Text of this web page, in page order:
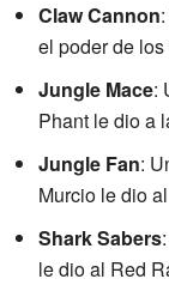
Claw Cannon
el poder de
Jungle Mace:
Phant le dio a
Jungle Fan:
Murcio le dio
Shark Sabers
le dio al Red